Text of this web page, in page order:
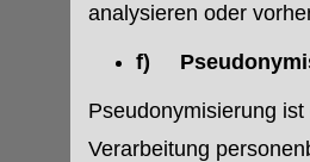
analysieren oder
f)
Pseudonymisierung ist
Verarbeitung